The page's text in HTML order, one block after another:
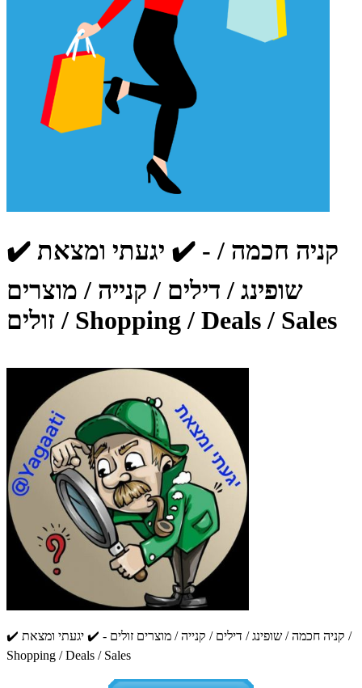
שופינג / דילים / קנייה / מוצרים
זולים / Shopping / Deals / Sales
Shopping / Deals / Sales